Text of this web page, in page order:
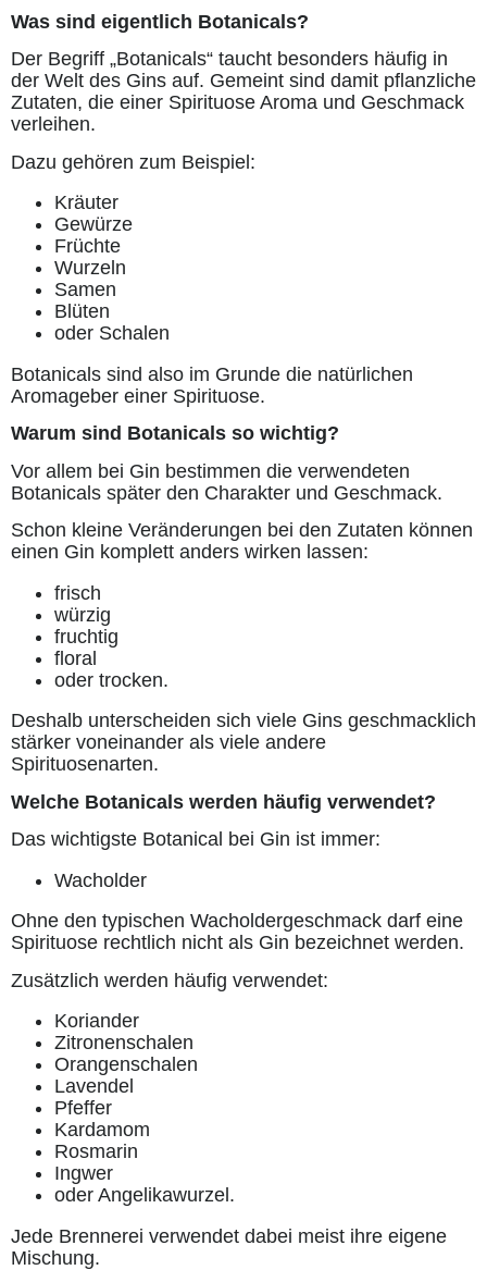
Was sind eigentlich Botanicals?
Der Begriff „Botanicals“ taucht besonders häufig in
der Welt des Gins auf. Gemeint sind damit pflanzliche
Zutaten, die einer Spirituose Aroma und Geschmack
verleihen.
Dazu gehören zum Beispiel:
Kräuter
Gewürze
Früchte
Wurzeln
Samen
Blüten
oder Schalen
Botanicals sind also im Grunde die natürlichen
Aromageber einer Spirituose.
Warum sind Botanicals so wichtig?
Vor allem bei Gin bestimmen die verwendeten
Botanicals später den Charakter und Geschmack.
Schon kleine Veränderungen bei den Zutaten können
einen Gin komplett anders wirken lassen:
frisch
würzig
fruchtig
floral
oder trocken.
Deshalb unterscheiden sich viele Gins geschmacklich
stärker voneinander als viele andere
Spirituosenarten.
Welche Botanicals werden häufig verwendet?
Das wichtigste Botanical bei Gin ist immer:
Wacholder
Ohne den typischen Wacholdergeschmack darf eine
Spirituose rechtlich nicht als Gin bezeichnet werden.
Zusätzlich werden häufig verwendet:
Koriander
Zitronenschalen
Orangenschalen
Lavendel
Pfeffer
Kardamom
Rosmarin
Ingwer
oder Angelikawurzel.
Jede Brennerei verwendet dabei meist ihre eigene
Mischung.